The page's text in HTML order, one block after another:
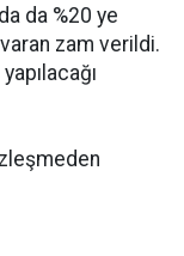
da %20 ye
zam verildi.